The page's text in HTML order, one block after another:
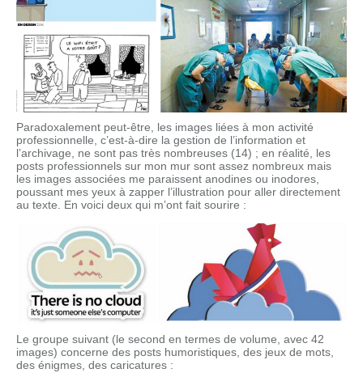
Paradoxalement peut-être, les images liées à mon activité
professionnelle, c’est-à-dire la gestion de l’information et
l’archivage, ne sont pas très nombreuses (14) ; en réalité, les
posts professionnels sur mon mur sont assez nombreux mais
les images associées me paraissent anodines ou inodores,
poussant mes yeux à zapper l’illustration pour aller directement
au texte. En voici deux qui m’ont fait sourire :
Le groupe suivant (le second en termes de volume, avec 42
images) concerne des posts humoristiques, des jeux de mots,
des énigmes, des caricatures :